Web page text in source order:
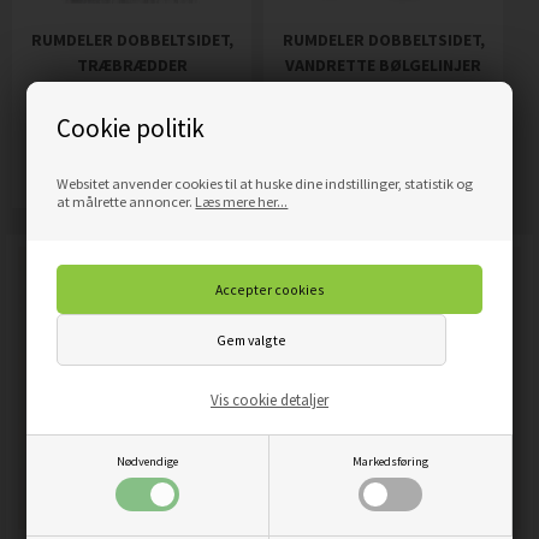
Cookie politik
Websitet anvender cookies til at huske dine indstillinger, statistik og
at målrette annoncer. Læs mere her...
Nødvendige Markedsføring
Vis cookie detaljer
RUMDELER DOBBELTSIDET,
TRÆBRÆDDER
Pris1.689,00DKK
RUMDELER DOBBELTSIDET,
VANDRETTE BØLGELINJER